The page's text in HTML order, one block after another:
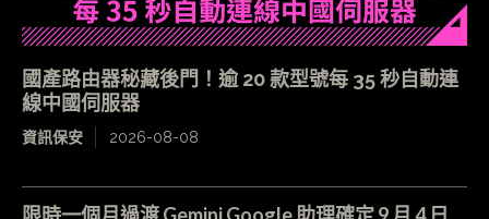
國產路由器秘藏後門！逾 20 款型號每 35 秒自動連
線中國伺服器
資訊保安 2026-08-08